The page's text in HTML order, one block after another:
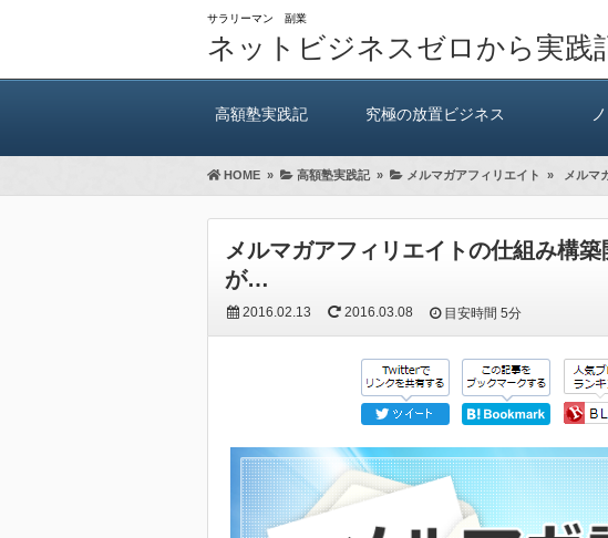
サラリーマン 副業
ネットビジネスゼロから実践
高額塾実践記 究極の放置ビジネス
HOME » 高額塾実践記» メルマガアフィリエイト » メルマ
メルマガアフィリエイトの仕組み構
が…
2016.02.13 2016.03.08 目安時間5分